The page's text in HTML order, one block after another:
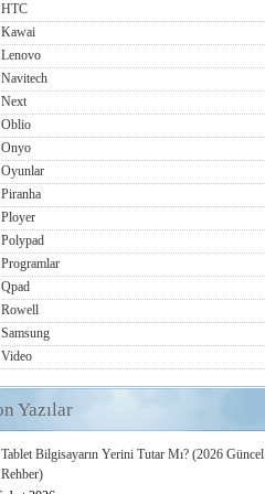
HTC
Kawai
Lenovo
Navitech
Next
Oblio
Onyo
Oyunlar
Piranha
Ployer
Polypad
Programlar
Qpad
Rowell
Samsung
Video
Yazılar
Tablet Bilgisayarın Yerini Tutar Mı? (2026 Güncel
Rehber)